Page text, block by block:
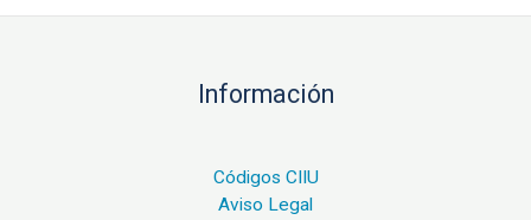
Información
Códigos CIIU
Aviso Legal